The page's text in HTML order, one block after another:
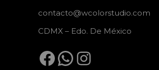
contacto@wcolorstudio.com
CDMX – Edo. De México
Facebook
WhatsApp
Instagram